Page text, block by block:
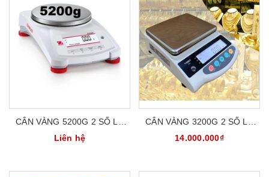
CÂN VÀNG 5200G 2 SỐ LẺ
CÂN ĐIỆN TỬ TIỂU LY CÂN
Liên hệ
CÂN VÀNG 3200G 2 SỐ LẺ
CÂN KỸ THUẬT VIBRA
14.000.000₫